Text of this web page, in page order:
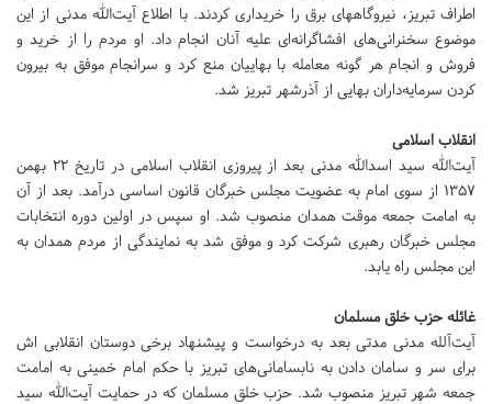
اطراف تبریز، نیروگاههای برق را خریداری کردند. با اطلاع آیت‌الله مدنی از این
موضوع سخنرانی‌های افشاگرانه‌ای علیه آنان انجام داد. او مردم را از خرید و
فروش و انجام هر گونه معامله با بهاییان منع کرد و سرانجام موفق به بیرون
کردن سرمایه‌داران بهایی از آذرشهر تبریز شد.
انقلاب اسلامی
آیت‌الله سید اسدالله مدنی بعد از پیروزی انقلاب اسلامی در تاریخ ۲۲ بهمن
۱۳۵۷ از سوی امام به عضویت مجلس خبرگان قانون اساسی درآمد. بعد از آن
به امامت جمعه موقت همدان منصوب شد. او سپس در اولین دوره انتخابات
مجلس خبرگان رهبری شرکت کرد و موفق شد به نمایندگی از مردم همدان به
این مجلس راه یابد.
غائله حزب خلق مسلمان
آیت‌آلله مدنی مدتی بعد به درخواست و پیشنهاد برخی دوستان انقلابی اش
برای سر و سامان دادن به نابسامانی‌های تبریز با حکم امام خمینی به امامت
جمعه شهر تبریز منصوب شد. حزب خلق مسلمان که در حمایت آیت‌الله سید